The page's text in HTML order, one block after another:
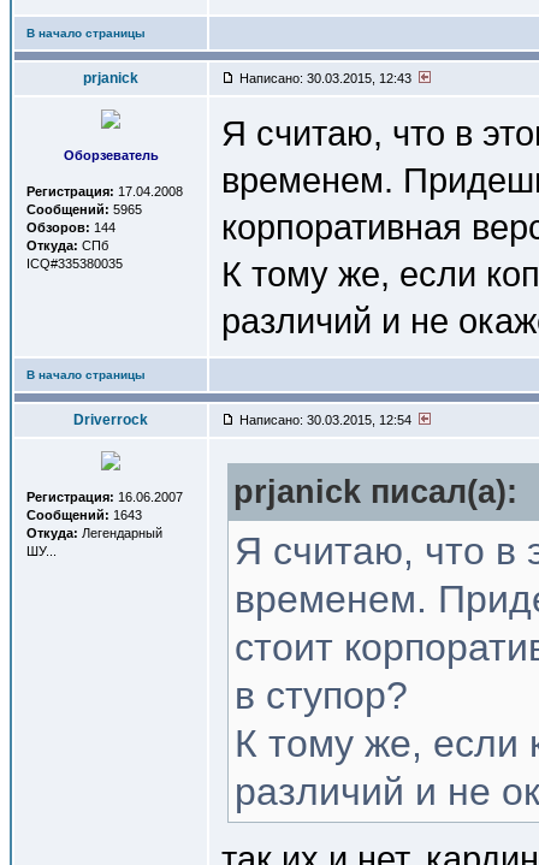
В начало страницы
prjanick Написано: 30.03.2015, 12:43
Оборзеватель
Регистрация: 17.04.2008
Сообщений: 5965
Обзоров: 144
Откуда: СПб
ICQ#335380035
Я считаю, что в
временем.
корпоративная
К тому же, если
различий и не
В начало страницы
Driverrock Написано: 30.03.2015, 12:54
Регистрация: 16.06.2007
Сообщений: 1643
Откуда: Легендарный
ШУ...
prjanick писал(a):
Я считаю, что в
временем.
стоит
в ступор?
К тому же, если
различий и не